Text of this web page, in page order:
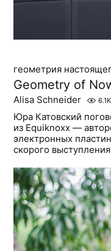
геометрия
Geometry of
Alisa Schneider 6.1K
Юра Катовский
из Equiknoxx —
электронных
скорого